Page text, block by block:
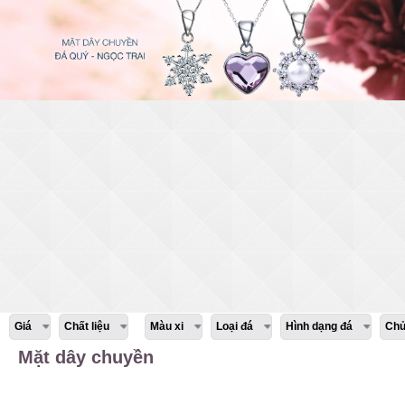
Giá Chất liệu Màu xi Loại đá Hình dạng đá
Mặt dây chuyền